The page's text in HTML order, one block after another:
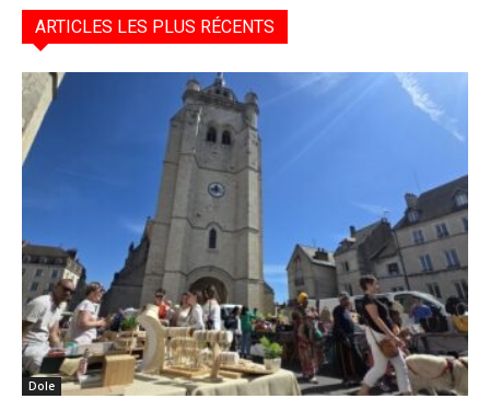
ARTICLES LES PLUS RÉCENTS
Dole